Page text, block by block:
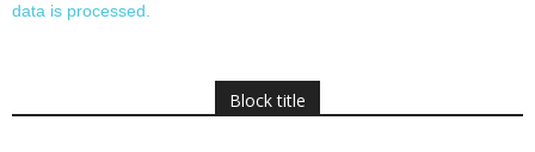
data is processed.
Block title